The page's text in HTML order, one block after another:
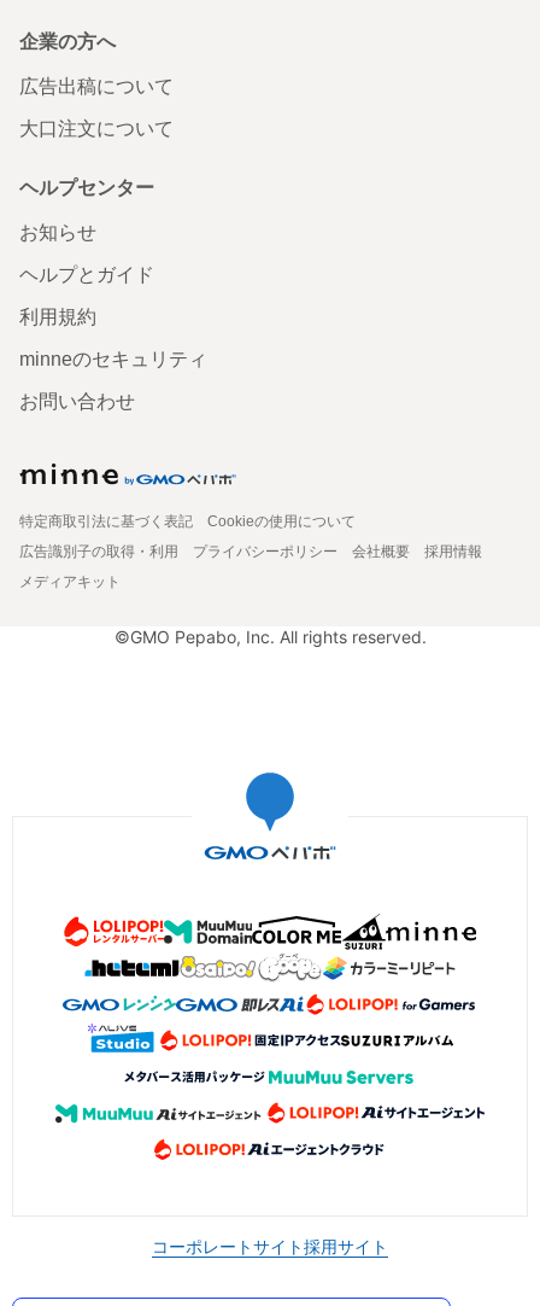
企業の方へ
広告出稿について
大口注文について
ヘルプセンター
お知らせ
ヘルプとガイド
利用規約
minneのセキュリティ
お問い合わせ
特定商取引法に基づく表記
Cookieの使用について
広告識別子の取得・利用
プライバシーポリシー 会社概要
採用情報
メディアキット
©GMO Pepabo, Inc. All rights reserved.
コーポレートサイト採用サイト